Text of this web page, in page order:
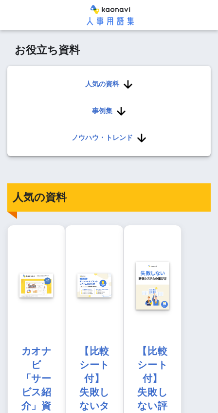
お役立ち資料
人気の資料
事例集
ノウハウ・トレンド
人気の資料
カオナ
ビ
「サー
ビス紹
介」資
【比較
シート
付】
失敗し
ないタ
【比較
シート
付】
失敗し
ない評